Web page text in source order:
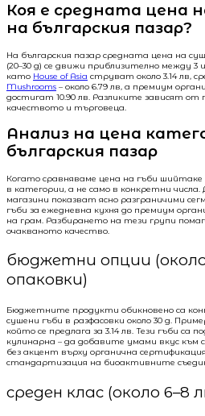
Коя е средната цена
на българския пазар?
На българския пазар средната цена на
(20–30 g) се движи приблизително между
като House of Asia струват около 3.14 лв,
Mushrooms – около 6.79 лв, а премиум
достигат 10.90 лв. Разликите зависят от
качеството и търговеца.
Анализ на цена
българския пазар
Когато сравняваме цена на гъби шийтаке
в категории, а не само в конкретни
магазини показват ясно разграничими
гъби за ежедневна кухня до премиум
на грам. Разбирането на тези групи
очакваното качество.
бюджетни опции (около
опаковки)
Бюджетните продукти обикновено са
сушени гъби в разфасовки около 30 g.
който се предлага за 3.14 лв. Тези гъби са
кулинарна – да добавите умами вкус към
без акцент върху органична
стандартизация на биоактивните
среден клас (около 6–8